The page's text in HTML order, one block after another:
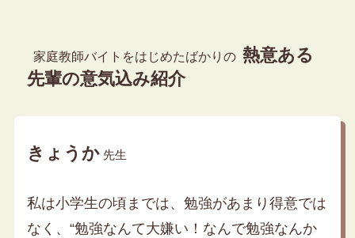
家庭教師バイトをはじめたばかりの 熱意ある
先輩の意気込み紹介
きょうか先生
私は小学生の頃までは、勉強があまり得意では
なく、“勉強なんて大嫌い！なんで勉強なんか